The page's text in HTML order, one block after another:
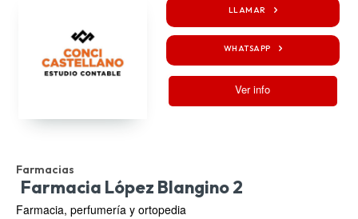
LLAMAR
WHATSAPP
Ver info
Farmacias
Farmacia López Blangino 2
Farmacia, perfumería y ortopedia